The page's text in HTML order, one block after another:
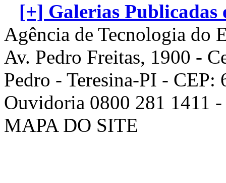
[+] Galerias Publicadas
Agência de Tecnologia do
Av. Pedro Freitas, 1900 -
Pedro - Teresina-PI - CEP:
Ouvidoria 0800 281 1411
MAPA DO SITE